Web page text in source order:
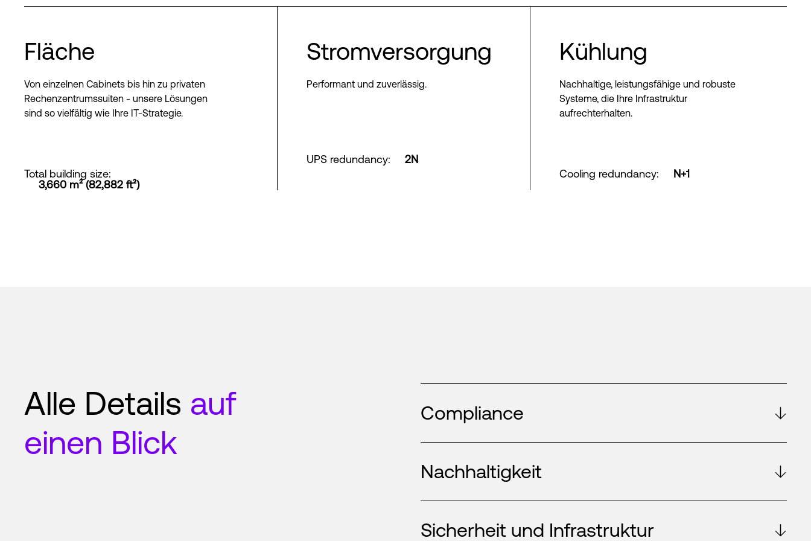
Fläche
Von einzelnen Cabinets bis hin zu privaten
Rechenzentrumssuiten - unsere Lösungen
sind so vielfältig wie Ihre IT-Strategie.
Total building size:
3,660 m² (82,882 ft²)
Stromversorgung
Performant und zuverlässig.
UPS redundancy: 2N
Kühlung
Nachhaltige, leistungsfähige und robuste
Systeme, die Ihre Infrastruktur
aufrechterhalten.
Cooling redundancy: N+1
Alle Details auf
einen Blick
Compliance
Nachhaltigkeit
Sicherheit und Infrastruktur